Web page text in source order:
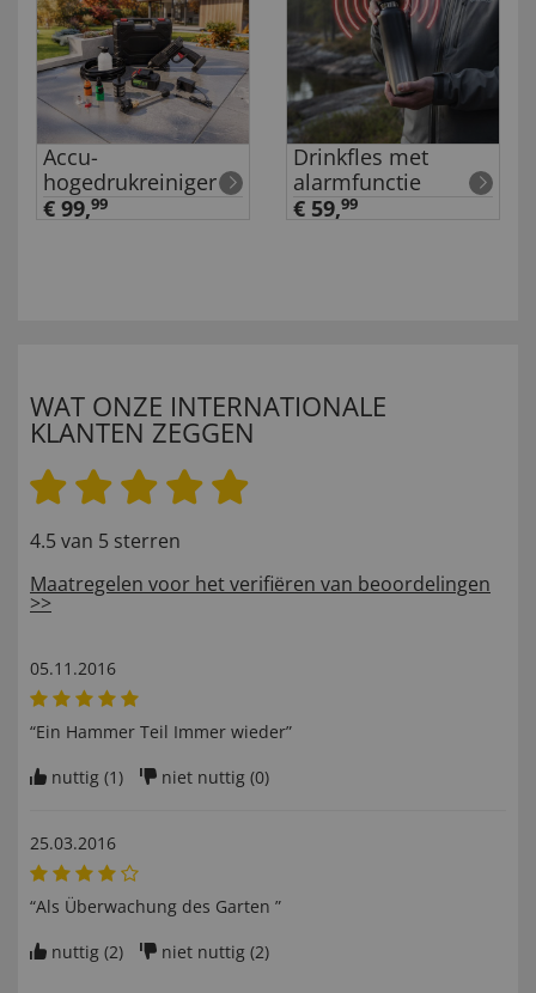
Accu-
hogedrukreiniger
€ 99,99
Drinkfles met
alarmfunctie
€ 59,99
WAT ONZE INTERNATIONALE
KLANTEN ZEGGEN
4.5 van 5 sterren
Maatregelen voor het verifiëren van beoordelingen
>>
05.11.2016
“Ein Hammer Teil Immer wieder”
nuttig (1) niet nuttig (0)
25.03.2016
“Als Überwachung des Garten ”
nuttig (2) niet nuttig (2)